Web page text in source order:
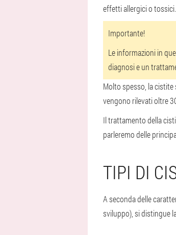
effetti allergici o tossici.
Importante!
Le informazioni in
diagnosi e un
Molto spesso, la
vengono rilevati oltre
Il trattamento della
parleremo delle
TIPI DI
A seconda delle
sviluppo), si distingue